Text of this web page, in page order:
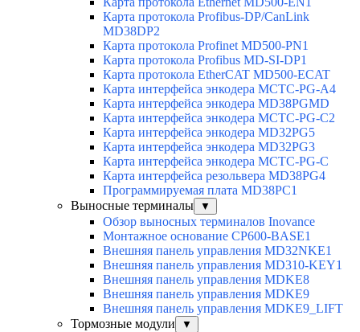
Карта протокола Profibus-DP/CanLink
MD38DP2
Карта протокола Profinet MD500-PN1
Карта протокола Profibus MD-SI-DP1
Карта протокола EtherCAT MD500-ECAT
Карта интерфейса энкодера MCTC-PG-A4
Карта интерфейса энкодера MD38PGMD
Карта интерфейса энкодера MCTC-PG-C2
Карта интерфейса энкодера MD32PG5
Карта интерфейса энкодера MD32PG3
Карта интерфейса энкодера MCTC-PG-C
Карта интерфейса резольвера MD38PG4
Программируемая плата MD38PC1
Выносные терминалы
▼
Обзор выносных терминалов Inovance
Монтажное основание CP600-BASE1
Внешняя панель управления MD32NKE1
Внешняя панель управления MD310-KEY1
Внешняя панель управления MDKE8
Внешняя панель управления MDKE9
Внешняя панель управления MDKE9_LIFT
Тормозные модули
▼